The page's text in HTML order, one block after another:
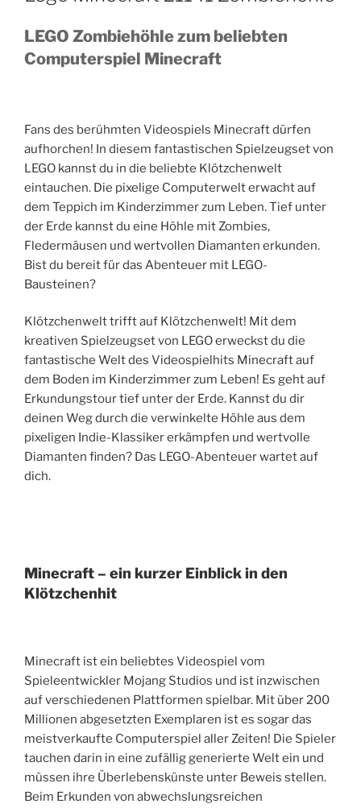
LEGO Zombiehöhle zum beliebten
Computerspiel Minecraft
Fans des berühmten Videospiels Minecraft dürfen
aufhorchen! In diesem fantastischen Spielzeugset von
LEGO kannst du in die beliebte Klötzchenwelt
eintauchen. Die pixelige Computerwelt erwacht auf
dem Teppich im Kinderzimmer zum Leben. Tief unter
der Erde kannst du eine Höhle mit Zombies,
Fledermäusen und wertvollen Diamanten erkunden.
Bist du bereit für das Abenteuer mit LEGO-
Bausteinen?
Klötzchenwelt trifft auf Klötzchenwelt! Mit dem
kreativen Spielzeugset von LEGO erweckst du die
fantastische Welt des Videospielhits Minecraft auf
dem Boden im Kinderzimmer zum Leben! Es geht auf
Erkundungstour tief unter der Erde. Kannst du dir
deinen Weg durch die verwinkelte Höhle aus dem
pixeligen Indie-Klassiker erkämpfen und wertvolle
Diamanten finden? Das LEGO-Abenteuer wartet auf
dich.
Minecraft – ein kurzer Einblick in den
Klötzchenhit
Minecraft ist ein beliebtes Videospiel vom
Spieleentwickler Mojang Studios und ist inzwischen
auf verschiedenen Plattformen spielbar. Mit über 200
Millionen abgesetzten Exemplaren ist es sogar das
meistverkaufte Computerspiel aller Zeiten! Die Spieler
tauchen darin in eine zufällig generierte Welt ein und
müssen ihre Überlebenskünste unter Beweis stellen.
Beim Erkunden von abwechslungsreichen